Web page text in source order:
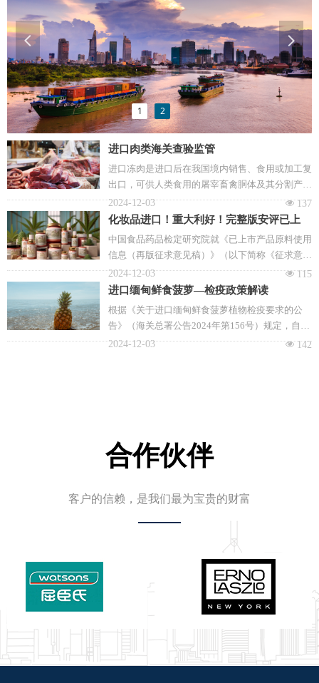
进口肉类海关查验监管
进口冻肉是进口后在我国境内销售、食用或加工复
出口，可供人类食用的屠宰畜禽胴体及其分割产
品、脏器、副产品及其熟制加工品。进口冻肉在中
国食品进口中扮演着重要的角色，丰富了中国的食
肉类市场保供稳价。
넶 137
2024-12-03
化妆品进口！重大利好！完整版安评已上
市，产品原料大幅增加。
中国食品药品检定研究院就《已上市产品原料使用
信息（再版征求意见稿）》（以下简称《征求意见
稿》）向社会公开征求意见。相比现行《已上市产
品原料使用信息》，《征求意见稿》收录范围从特
1344个，达到了3578个，且使用量信息增加到
5240条，内容更为丰富。
넶 115
2024-12-03
进口缅甸鲜食菠萝—检疫政策解读
根据《关于进口缅甸鲜食菠萝植物检疫要求的公
告》（海关总署公告2024年第156号）规定，自
2024年11月11日起，允许符合相关要求的缅甸鲜
넶 142
2024-12-03
1 2
넳 넲
合作伙伴
客户的信赖，是我们最为宝贵的财富